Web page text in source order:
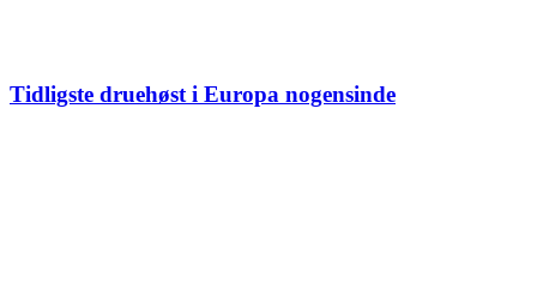
Tidligste druehøst i Europa nogensinde